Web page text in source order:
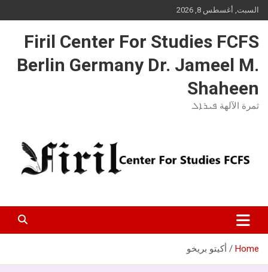
Skip
to
السبت, أغسطس 8, 2026
Firil Center For Studies FCFS
Berlin Germany Dr. Jameel M.
Shaheen
ثمرة الآلهة ܦܝܪܐܠ
Home أكيتو بريخو